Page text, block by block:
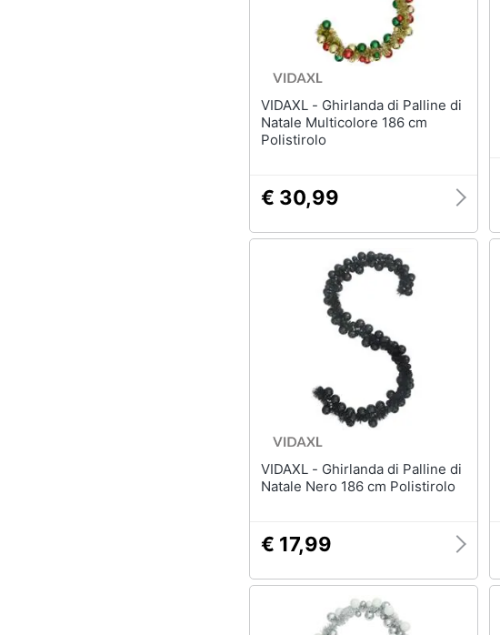
VIDAXL - Ghirlanda di Palline di
Natale Multicolore 186 cm
Polistirolo
€ 30,99
VIDAXL - Ghirlanda di Palline di
Natale Nero 186 cm Polistirolo
€ 17,99